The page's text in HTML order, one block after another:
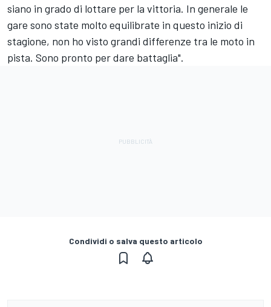
siano in grado di lottare per la vittoria. In generale le
gare sono state molto equilibrate in questo inizio di
stagione, non ho visto grandi differenze tra le moto in
pista. Sono pronto per dare battaglia".
Condividi o salva questo articolo